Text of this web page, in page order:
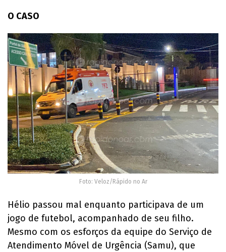
O CASO
Foto: Veloz/Rápido no Ar
Hélio passou mal enquanto participava de um
jogo de futebol, acompanhado de seu filho.
Mesmo com os esforços da equipe do Serviço de
Atendimento Móvel de Urgência (Samu), que